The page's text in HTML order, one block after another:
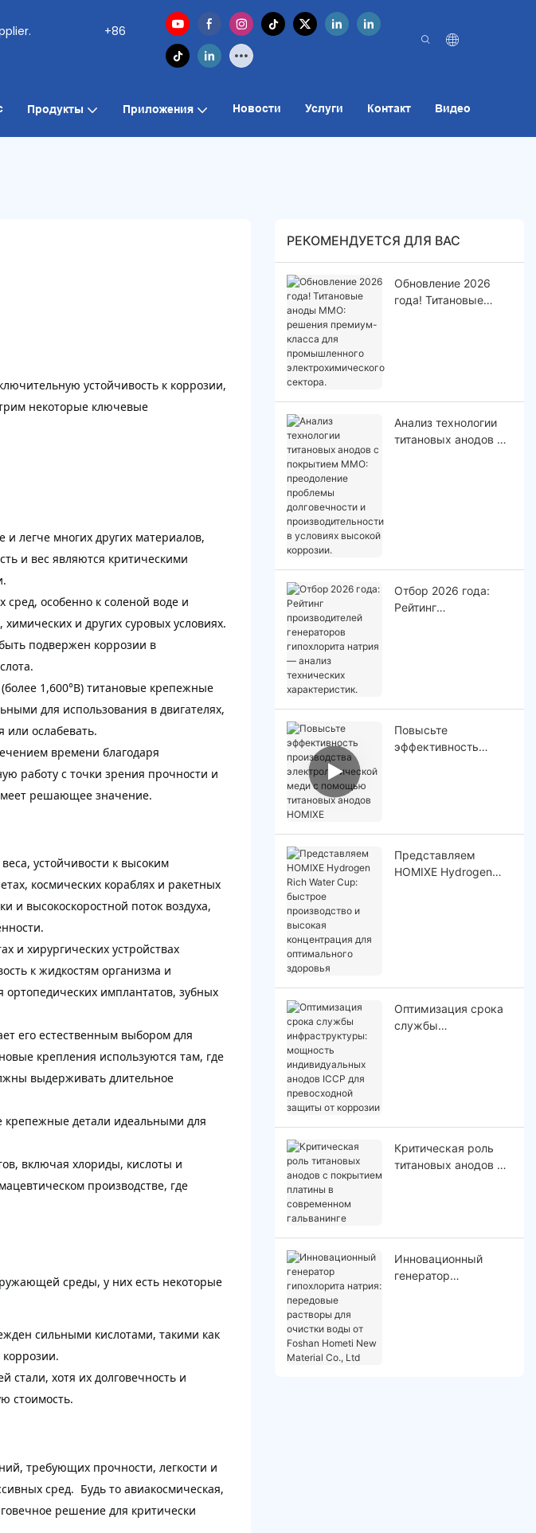
Supplier.
+86
Продукты Приложения Новости Услуги Контакт Видео
устойчивость к коррозии,
некоторые ключевые
легче многих других материалов,
и вес являются критическими
сред, особенно к соленой воде и
и других суровых условиях.
подвержен коррозии в
1,600°В) титановые крепежные
для использования в двигателях,
или ослабевать.
времени благодаря
работу с точки зрения прочности и
решающее значение.
устойчивости к высоким
космических кораблях и ракетных
и высокоскоростной поток воздуха,
и ​​хирургических устройствах
к жидкостям организма и
имплантатов, зубных
его естественным выбором для
крепления используются там, где
выдерживать длительное
крепежные детали идеальными для
включая хлориды, кислоты и
производстве, где
среды, у них есть некоторые
сильными кислотами, такими как
хотя их долговечность и
стоимость.
требующих прочности, легкости и
сред. Будь то авиакосмическая,
решение для критически
РЕКОМЕНДУЕТСЯ ДЛЯ ВАС
Обновление 2026
года! Титановые
сектора.
Анализ технологии
титановых анодов с
Отбор 2026 года:
Рейтинг
характеристик.
Повысьте
эффективность
Представляем
HOMIXE Hydrogen
здоровья
Оптимизация срока
службы
защиты от коррозии
Критическая роль
титановых анодов с
Инновационный
генератор